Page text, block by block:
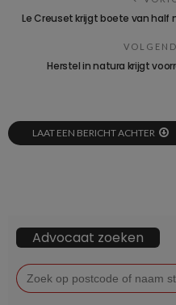
Le Creuset krijgt boete van half
Herstel in natura krijgt
LAAT EEN BERICHT ACHTER
Advocaat zoeken
Zoek
naar: